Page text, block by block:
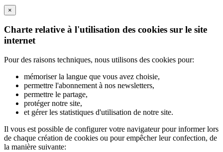
×
Charte relative à l'utilisation des cookies sur le site
internet
Pour des raisons techniques, nous utilisons des cookies pour:
mémoriser la langue que vous avez choisie,
permettre l'abonnement à nos newsletters,
permettre le partage,
protéger notre site,
et gérer les statistiques d'utilisation de notre site.
Il vous est possible de configurer votre navigateur pour informer lors
de chaque création de cookies ou pour empêcher leur confection, de
la manière suivante: